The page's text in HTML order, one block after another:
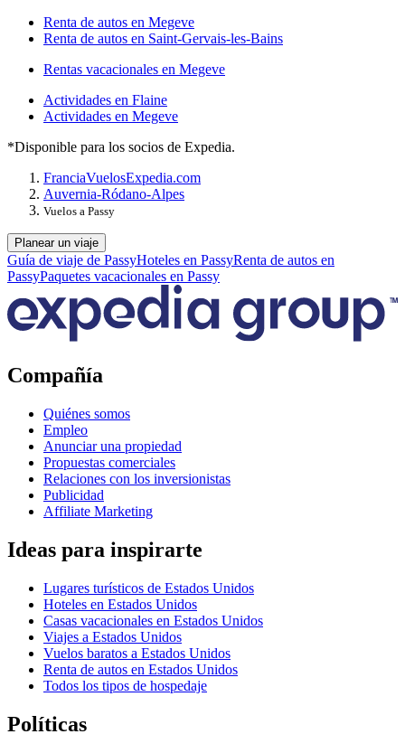
Renta de autos en Megeve
Renta de autos en Saint-Gervais-les-Bains
Rentas vacacionales en Megeve
Actividades en Flaine
Actividades en Megeve
*Disponible para los socios de Expedia.
FranciaVuelosExpedia.com
Auvernia-Ródano-Alpes
Vuelos a Passy
Planear un viaje
Guía de viaje de PassyHoteles en PassyRenta de autos en
PassyPaquetes vacacionales en Passy
Compañía
Quiénes somos
Empleo
Anunciar una propiedad
Propuestas comerciales
Relaciones con los inversionistas
Publicidad
Affiliate Marketing
Ideas para inspirarte
Lugares turísticos de Estados Unidos
Hoteles en Estados Unidos
Casas vacacionales en Estados Unidos
Viajes a Estados Unidos
Vuelos baratos a Estados Unidos
Renta de autos en Estados Unidos
Todos los tipos de hospedaje
Políticas